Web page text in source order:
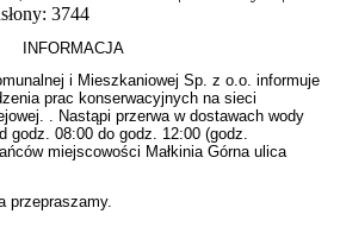
3744
INFORMACJA
i Mieszkaniowej Sp. z o.o. informuje
prac konserwacyjnych na sieci
. Nastąpi przerwa w dostawach wody
godz. 08:00 do godz. 12:00 (godz.
miejscowości Małkinia Górna ulica